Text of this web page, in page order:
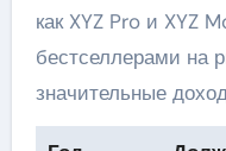
как XYZ Pro и XYZ
бестселлерами на
значительные